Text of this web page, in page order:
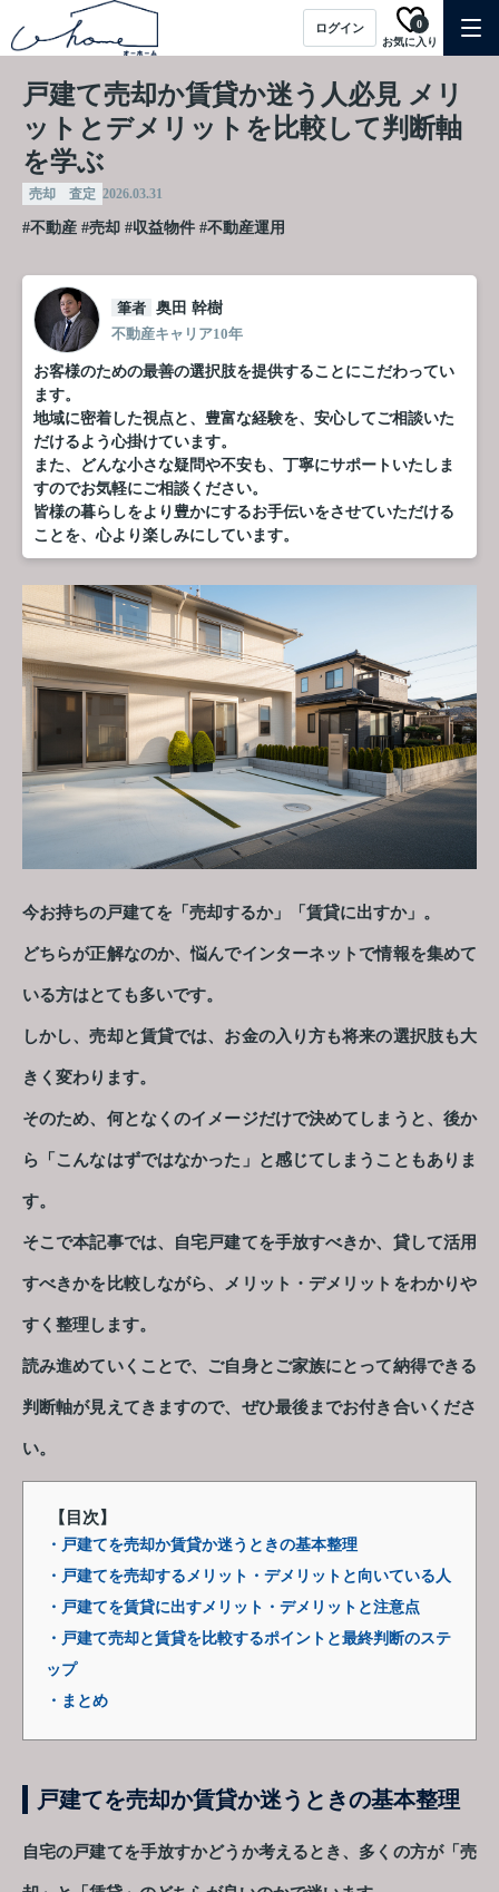
ログイン
お気に入り
0
戸建て売却か賃貸か迷う人必見 メリ
ットとデメリットを比較して判断軸
を学ぶ
売却 査定 2026.03.31
#不動産 #売却 #収益物件 #不動産運用
筆者 奥田 幹樹
不動産キャリア10年
お客様のための最善の選択肢を提供することにこだわってい
ます。
地域に密着した視点と、豊富な経験を、安心してご相談いた
だけるよう心掛けています。
また、どんな小さな疑問や不安も、丁寧にサポートいたしま
すのでお気軽にご相談ください。
皆様の暮らしをより豊かにするお手伝いをさせていただける
ことを、心より楽しみにしています。
今お持ちの戸建てを「売却するか」「賃貸に出すか」。
どちらが正解なのか、悩んでインターネットで情報を集めて
いる方はとても多いです。
しかし、売却と賃貸では、お金の入り方も将来の選択肢も大
きく変わります。
そのため、何となくのイメージだけで決めてしまうと、後か
ら「こんなはずではなかった」と感じてしまうこともありま
す。
そこで本記事では、自宅戸建てを手放すべきか、貸して活用
すべきかを比較しながら、メリット・デメリットをわかりや
すく整理します。
読み進めていくことで、ご自身とご家族にとって納得できる
判断軸が見えてきますので、ぜひ最後までお付き合いくださ
い。
【目次】
・戸建てを売却か賃貸か迷うときの基本整理
・戸建てを売却するメリット・デメリットと向いている人
・戸建てを賃貸に出すメリット・デメリットと注意点
・戸建て売却と賃貸を比較するポイントと最終判断のステ
ップ
・まとめ
戸建てを売却か賃貸か迷うときの基本整理
自宅の戸建てを手放すかどうか考えるとき、多くの方が「売